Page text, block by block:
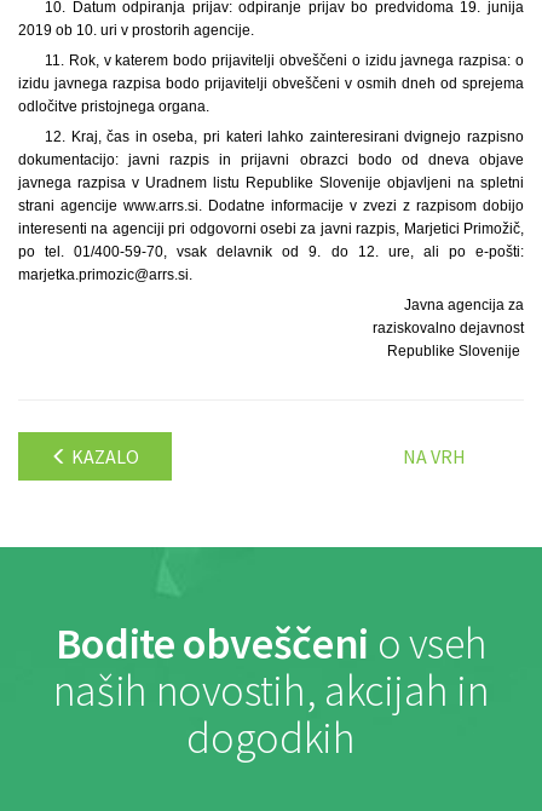
10. Datum odpiranja prijav: odpiranje prijav bo predvidoma 19. junija
2019 ob 10. uri v prostorih agencije.
11. Rok, v katerem bodo prijavitelji obveščeni o izidu javnega razpisa: o
izidu javnega razpisa bodo prijavitelji obveščeni v osmih dneh od sprejema
odločitve pristojnega organa.
12. Kraj, čas in oseba, pri kateri lahko zainteresirani dvignejo razpisno
dokumentacijo: javni razpis in prijavni obrazci bodo od dneva objave
javnega razpisa v Uradnem listu Republike Slovenije objavljeni na spletni
strani agencije www.arrs.si. Dodatne informacije v zvezi z razpisom dobijo
interesenti na agenciji pri odgovorni osebi za javni razpis, Marjetici Primožič,
po tel. 01/400-59-70, vsak delavnik od 9. do 12. ure, ali po e-pošti:
marjetka.primozic@arrs.si.
Javna agencija za
raziskovalno dejavnost
Republike Slovenije
KAZALO NA VRH
Bodite obveščeni o vseh
naših novostih, akcijah in
dogodkih